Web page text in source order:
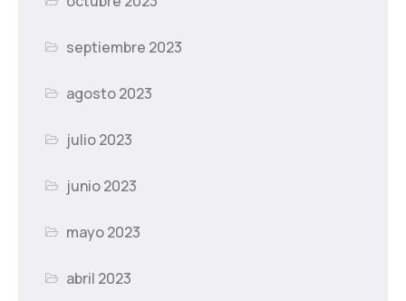
septiembre 2023
agosto 2023
julio 2023
junio 2023
mayo 2023
abril 2023